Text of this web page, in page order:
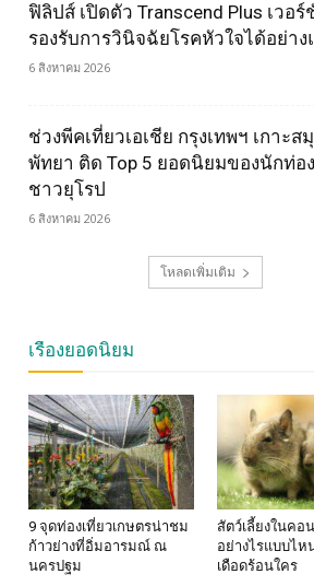
ฟิลิปส์ เปิดตัว Transcend Plus เวอ
รองรับการวินิจฉัยโรคหัวใจได้อย่า
6 สิงหาคม 2026
ช่วงพีคเที่ยวเอเชีย กรุงเทพฯ เกาะส
พัทยา ติด Top 5 ยอดนิยมของนักท่อ
ชาวยุโรป
6 สิงหาคม 2026
โหลดเพิ่มเติม
เรื่องยอดนิยม
9 จุดท่องเที่ยวเกษตรน่าชม
ก้าวย่างที่อิ่มอารมณ์ ณ
นครปฐม
สัตว์เลี้ยงในคอ
อย่างไรแบบไห
เดือดร้อนใคร